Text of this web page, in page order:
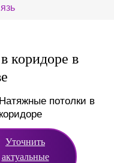
коридоре в
Натяжные потолки в
коридоре
Уточнить
актуальные